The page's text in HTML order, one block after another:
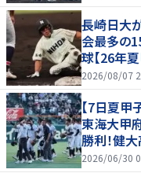
長崎日大
会最多の
球【26年
2026/08/07
【7日夏甲
東海大甲
勝利！健
2026/06/30